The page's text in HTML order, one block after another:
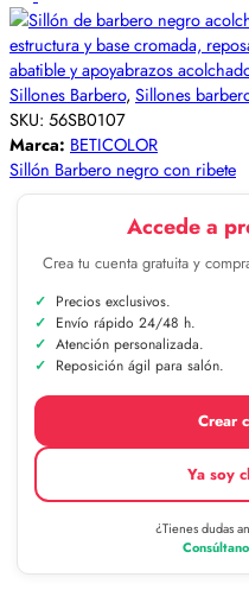
Sillones Barbero, Sillones
SKU: 56SB0107
Marca: BETICOLOR
Sillón Barbero negro con ribete
Accede a
Crea tu cuenta gratuita y
Precios exclusivos.
Envío rápido 24/48 h.
Atención personalizada.
Reposición ágil para salón.
Crear
Ya soy
¿Tienes dudas